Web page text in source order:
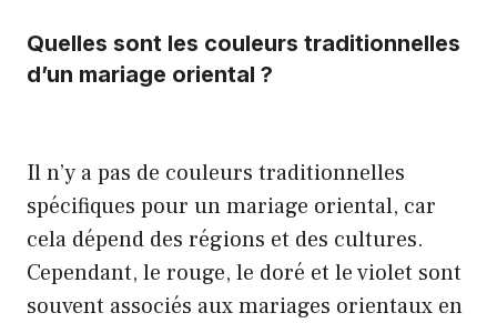
Quelles sont les couleurs traditionnelles
d’un mariage oriental ?
Il n’y a pas de couleurs traditionnelles
spécifiques pour un mariage oriental, car
cela dépend des régions et des cultures.
Cependant, le rouge, le doré et le violet sont
souvent associés aux mariages orientaux en